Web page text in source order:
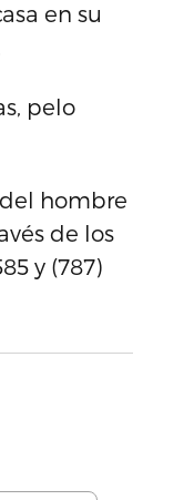
en su
pelo
hombre
de los
y (787)